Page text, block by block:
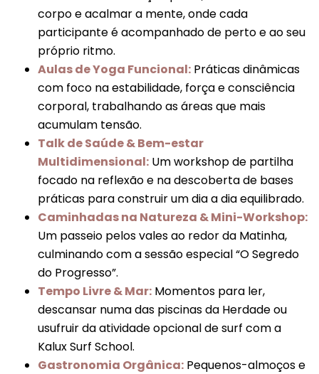
corpo e acalmar a mente, onde cada
participante é acompanhado de perto e ao seu
próprio ritmo.
Aulas de Yoga Funcional:Práticas dinâmicas
com foco na estabilidade, força e consciência
corporal, trabalhando as áreas que mais
acumulam tensão.
Talk de Saúde & Bem-estar
Multidimensional:Um workshop de partilha
focado na reflexão e na descoberta de bases
práticas para construir um dia a dia equilibrado.
Caminhadas na Natureza & Mini-Workshop:
Um passeio pelos vales ao redor da Matinha,
culminando com a sessão especial “O Segredo
do Progresso”.
Tempo Livre & Mar:Momentos para ler,
descansar numa das piscinas da Herdade ou
usufruir da atividade opcional de surf com a
Kalux Surf School.
Gastronomia Orgânica:Pequenos-almoços e